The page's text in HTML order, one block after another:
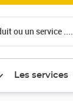
ou un service ....
Les services